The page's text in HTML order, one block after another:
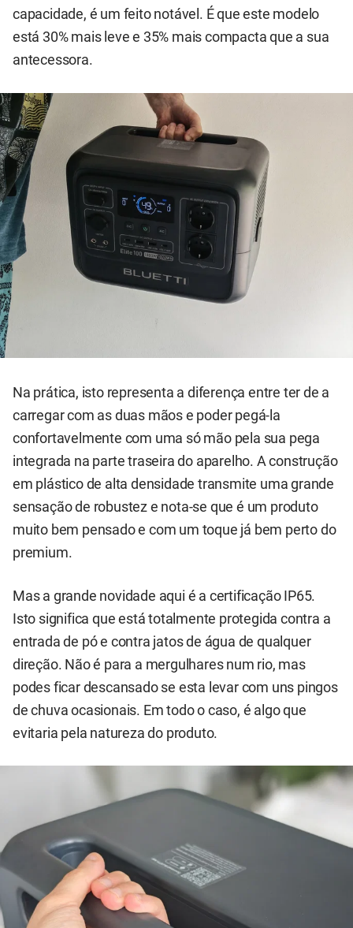
capacidade, é um feito notável. É que este modelo
está 30% mais leve e 35% mais compacta que a sua
antecessora.
Na prática, isto representa a diferença entre ter de a
carregar com as duas mãos e poder pegá-la
confortavelmente com uma só mão pela sua pega
integrada na parte traseira do aparelho. A construção
em plástico de alta densidade transmite uma grande
sensação de robustez e nota-se que é um produto
muito bem pensado e com um toque já bem perto do
premium.
Mas a grande novidade aqui é a certificação IP65.
Isto significa que está totalmente protegida contra a
entrada de pó e contra jatos de água de qualquer
direção. Não é para a mergulhares num rio, mas
podes ficar descansado se esta levar com uns pingos
de chuva ocasionais. Em todo o caso, é algo que
evitaria pela natureza do produto.